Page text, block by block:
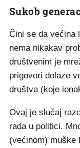
Sukob
Čini se da većina
nema nikakav
društvenim je
prigovori dolaze
društva (koje
Ovaj je slučaj
rada u politici.
(većinom) muške